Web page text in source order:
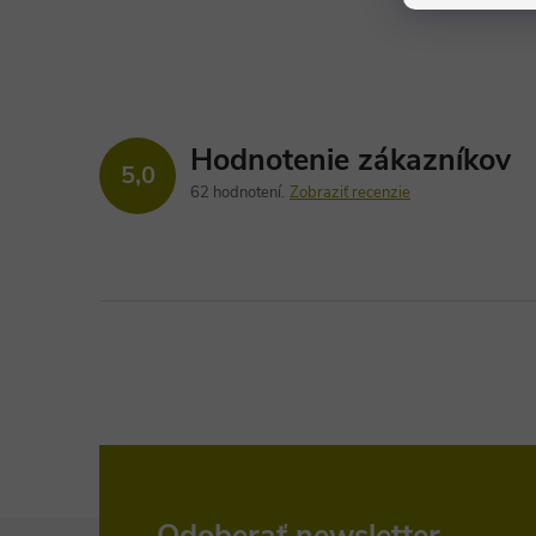
5,0 Hodnotenie zákazníkov
62 hodnotení Zobraziť recenzie